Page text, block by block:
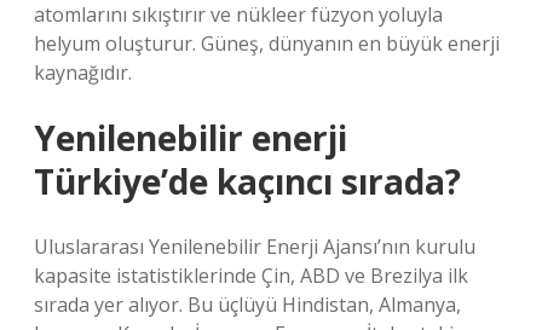
atomlarını sıkıştırır ve nükleer füzyon yoluyla
helyum oluşturur. Güneş, dünyanın en büyük enerji
kaynağıdır.
Yenilenebilir enerji
Türkiye’de kaçıncı sırada?
Uluslararası Yenilenebilir Enerji Ajansı’nın kurulu
kapasite istatistiklerinde Çin, ABD ve Brezilya ilk
sırada yer alıyor. Bu üçlüyü Hindistan, Almanya,